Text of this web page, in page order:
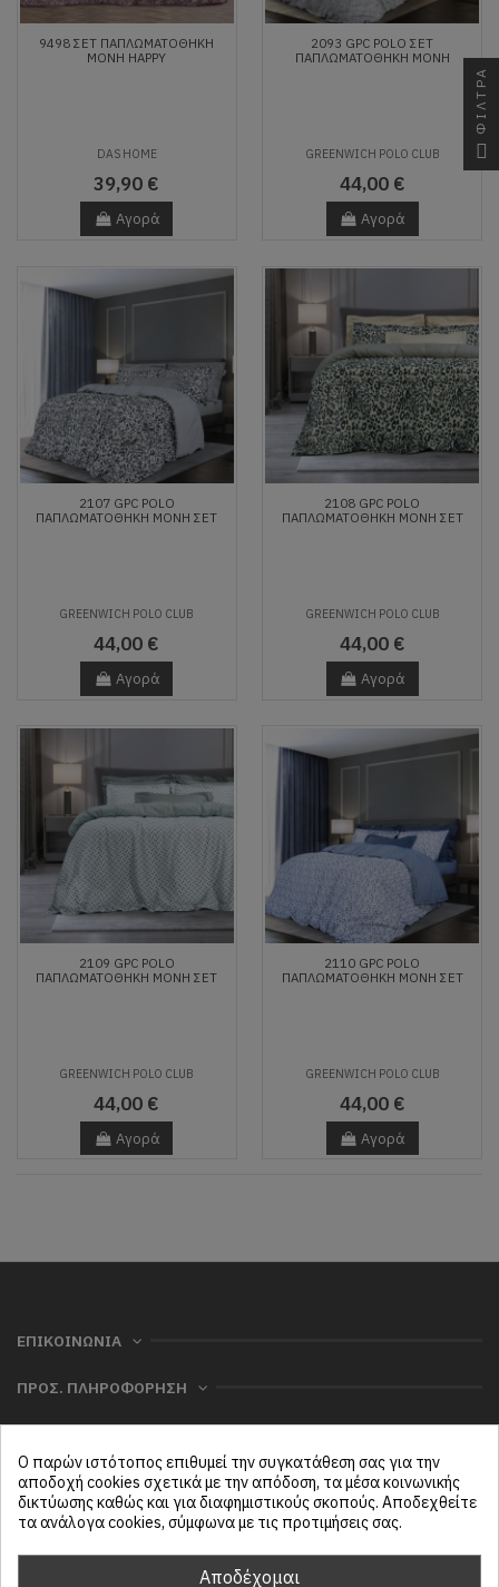
9498 ΣΕΤ ΠΑΠΛΩΜΑΤΟΘΗΚΗ
ΜΟΝΗ HAPPY
DAS HOME
39,90 €
Αγορά
2093 GPC POLO ΣΕΤ
ΠΑΠΛΩΜΑΤΟΘΗΚΗ ΜΟΝΗ
GREENWICH POLO CLUB
44,00 €
Αγορά
2107 GPC POLO
ΠΑΠΛΩΜΑΤΟΘΗΚΗ ΜΟΝΗ ΣΕΤ
GREENWICH POLO CLUB
44,00 €
Αγορά
2108 GPC POLO
ΠΑΠΛΩΜΑΤΟΘΗΚΗ ΜΟΝΗ ΣΕΤ
GREENWICH POLO CLUB
44,00 €
Αγορά
2109 GPC POLO
ΠΑΠΛΩΜΑΤΟΘΗΚΗ ΜΟΝΗ ΣΕΤ
GREENWICH POLO CLUB
44,00 €
Αγορά
2110 GPC POLO
ΠΑΠΛΩΜΑΤΟΘΗΚΗ ΜΟΝΗ ΣΕΤ
GREENWICH POLO CLUB
44,00 €
Αγορά
ΕΠΙΚΟΙΝΩΝΙΑ
ΠΡΟΣ. ΠΛΗΡΟΦΟΡΗΣΗ
ΜΕΝΟΥ
Follow us
ΦΙΛΤΡΑ
Ο παρών ιστότοπος επιθυμεί την συγκατάθεση σας για την
αποδοχή cookies σχετικά με την απόδοση, τα μέσα κοινωνικής
δικτύωσης καθώς και για διαφημιστικούς σκοπούς. Αποδεχθείτε
τα ανάλογα cookies, σύμφωνα με τις προτιμήσεις σας.
Αποδέχομαι